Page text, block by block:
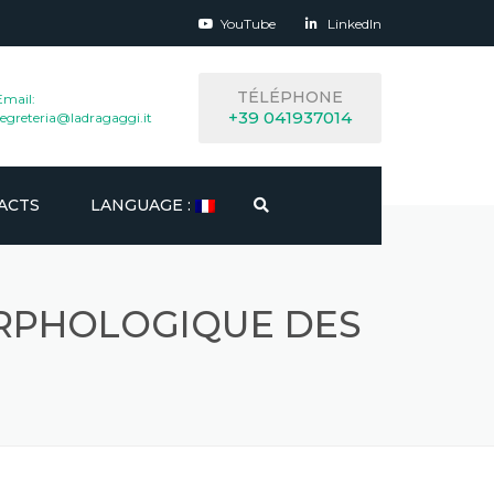
YouTube LinkedIn
TÉLÉPHONE
+39 041937014
LANGUAGE :
ENGLISH
DES